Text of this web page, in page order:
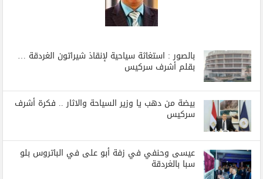
بالصور : استغاثة سياحية لإنقاذ شيراتون الغردقة …
بقلم أشرف سركيس
بيضة من دهب يا وزير السياحة والاثار .. فكرة أشرف
سركيس
عيسى وحنفي في زفة أبو على في الباتروس بلو
سبا بالغردقة